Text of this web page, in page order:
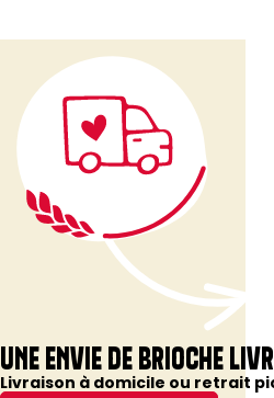
UNE ENVIE DE BRIOCHE
Livraison à domicile ou retrait